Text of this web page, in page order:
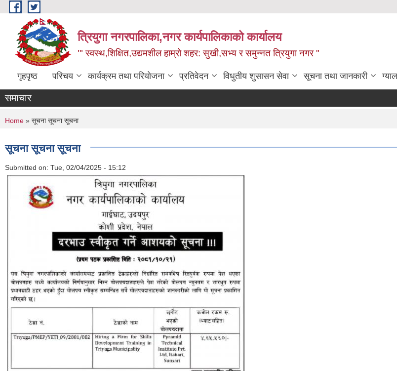
Skip to main content
त्रियुगा नगरपालिका,नगर कार्यपालिकाको कार्यालय
'" स्वस्थ,शिक्षित,उद्यमशील हाम्रो शहर: सुखी,सभ्य र समुन्नत त्रियुगा नगर "
गृहपृष्ठ परिचय कार्यक्रम तथा परियोजना प्रतिवेदन विधुतीय शुसासन सेवा सूचना तथा जानकारी
समाचार
You are here
Home » सूचना सूचना सूचना
सूचना सूचना सूचना
Submitted on: Tue, 02/04/2025 - 15:12